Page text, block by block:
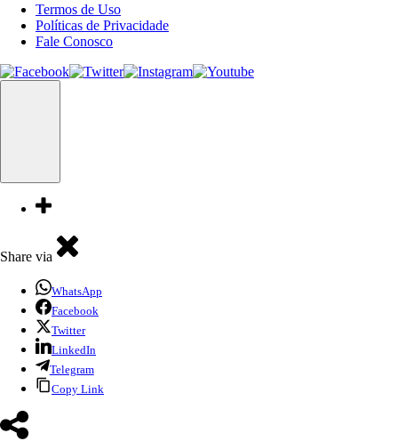
Termos de Uso
Políticas de Privacidade
Fale Conosco
Share via
WhatsApp
Facebook
Twitter
LinkedIn
Telegram
Copy Link